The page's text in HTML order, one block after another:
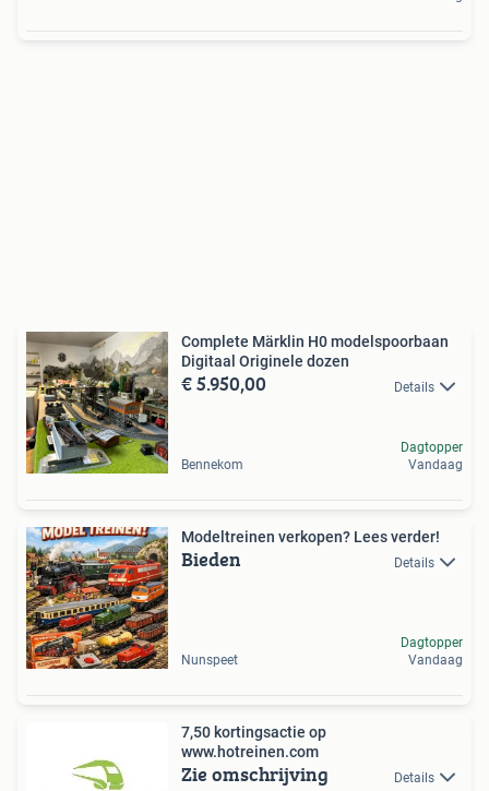
Complete Märklin H0 modelspoorbaan
Digitaal Originele dozen
€ 5.950,00 Details
Bennekom
Dagtopper
Vandaag
Modeltreinen verkopen? Lees verder!
Bieden Details
Nunspeet
Dagtopper
Vandaag
7,50 kortingsactie op
www.hotreinen.com
Zie omschrijving Details